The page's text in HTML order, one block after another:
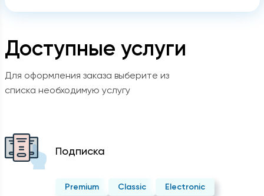
Доступные услуги
Для оформления заказа выберите из
списка необходимую услугу
Подписка
Premium Classic Electronic